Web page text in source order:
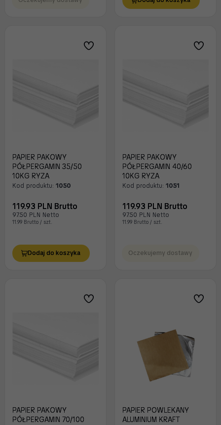
PAPIER PAKOWY
PÓŁPERGAMIN 35/50
10KG RYZA
Kod produktu: 1050
119.93 PLN Brutto
97.50 PLN Netto
11.99 Brutto / szt.
Dodaj do koszyka
PAPIER PAKOWY
PÓŁPERGAMIN 40/60
10KG RYZA
Kod produktu: 1051
119.93 PLN Brutto
97.50 PLN Netto
11.99 Brutto / szt.
Oczekujemy dostawy
PAPIER PAKOWY
PÓŁPERGAMIN 70/100
PAPIER POWLEKANY
ALUMINIUM KRAFT